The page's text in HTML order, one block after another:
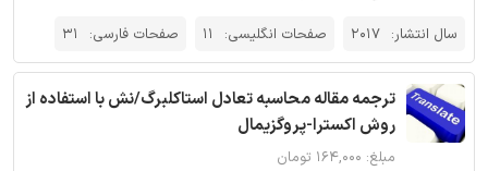
سال انتشار: 2017 صفحات انگلیسی: 11 صفحات فارسی: 31
ترجمه مقاله محاسبه تعادل استاکلبرگ/نش با استفاده از
روش اکسترا-پروگزیمال
مبلغ: ۱۶۴,۰۰۰ تومان